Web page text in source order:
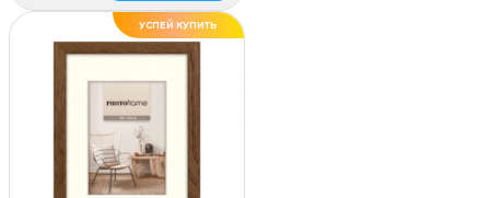
УСПЕЙ КУПИТЬ